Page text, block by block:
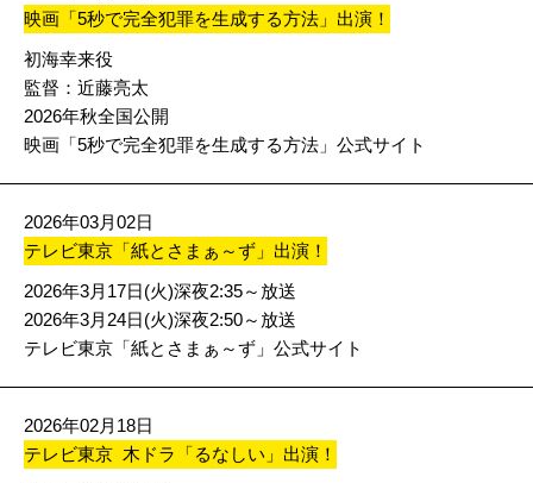
映画「5秒で完全犯罪を生成する方法」出演！
初海幸来役
監督：近藤亮太
2026年秋全国公開
映画「5秒で完全犯罪を生成する方法」公式サイト
2026年03月02日
テレビ東京「紙とさまぁ～ず」出演！
2026年3月17日(火)深夜2:35～放送
2026年3月24日(火)深夜2:50～放送
テレビ東京「紙とさまぁ～ず」公式サイト
2026年02月18日
テレビ東京 木ドラ「るなしい」出演！